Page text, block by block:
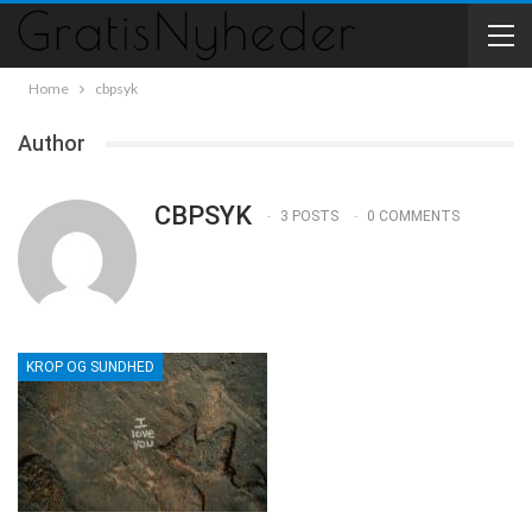
Home cbpsyk
Author
CBPSYK 3 POSTS 0 COMMENTS
KROP OG SUNDHED